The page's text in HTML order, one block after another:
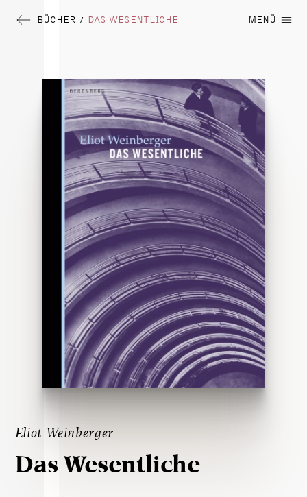
BÜCHER / DAS WESENTLICHE MENÜ
Eliot Weinberger
Das Wesentliche